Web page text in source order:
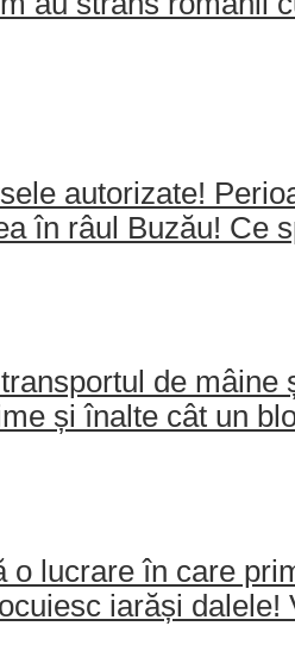
autorizate!
în râul Buzău! Ce
de
și înalte cât un
o lucrare în care
iarăși